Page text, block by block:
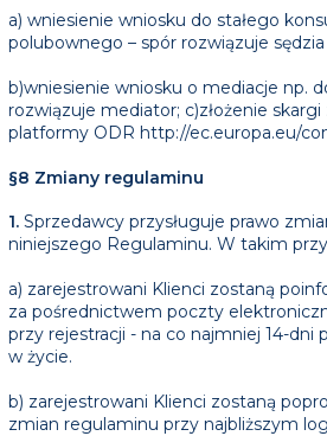
a) wniesienie wniosku do stałego
polubownego – spór rozwiązuje
b)wniesienie wniosku o mediacje np.
rozwiązuje mediator; c)złożenie
platformy ODR http://ec.europa.eu/
§8 Zmiany regulaminu
1. Sprzedawcy przysługuje prawo
niniejszego Regulaminu. W takim
a) zarejestrowani Klienci zostaną
za pośrednictwem poczty
przy rejestracji - na co najmniej 14-dni
w życie.
b) zarejestrowani Klienci zostaną
zmian regulaminu przy najbliższym